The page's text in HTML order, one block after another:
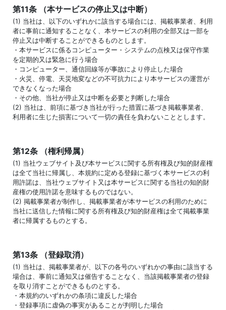
第11条 （本サービスの停止又は中断）
(1) 当社は、以下のいずれかに該当する場合には、掲載事業者、利用
者に事前に通知することなく、本サービスの利用の全部又は一部を
停止又は中断することができるものとします。
・本サービスに係るコンピューター・システムの点検又は保守作業
を定期的又は緊急に行う場合
・コンピューター、通信回線等が事故により停止した場合
・火災、停電、天災地変などの不可抗力により本サービスの運営が
できなくなった場合
・その他、当社が停止又は中断を必要と判断した場合
(2) 当社は、前項に基づき当社が行った措置に基づき掲載事業者、
利用者に生じた損害について一切の責任を負わないこととします。
第12条 （権利帰属）
(1) 当社ウェブサイト及び本サービスに関する所有権及び知的財産権
は全て当社に帰属し、本規約に定める登録に基づく本サービスの利
用許諾は、当社ウェブサイト又は本サービスに関する当社の知的財
産権の使用許諾を意味するものではない。
(2) 掲載事業者が制作し、掲載事業者が本サービスの利用のために
当社に送信した情報に関する所有権及び知的財産権は全て掲載事業
者に帰属するものとする。
第13条 （登録取消）
(1) 当社は、掲載事業者が、以下の各号のいずれかの事由に該当する
場合は、事前に通知又は催告することなく、当該掲載事業者の登録
を取り消すことができるものとする。
・本規約のいずれかの条項に違反した場合
・登録事項に虚偽の事実があることが判明した場合